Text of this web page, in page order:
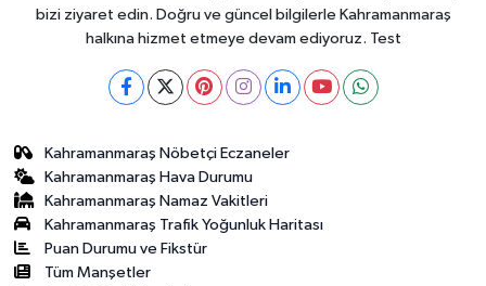
bizi ziyaret edin. Doğru ve güncel bilgilerle Kahramanmaraş
halkına hizmet etmeye devam ediyoruz. Test
Kahramanmaraş Nöbetçi Eczaneler
Kahramanmaraş Hava Durumu
Kahramanmaraş Namaz Vakitleri
Kahramanmaraş Trafik Yoğunluk Haritası
Puan Durumu ve Fikstür
Tüm Manşetler